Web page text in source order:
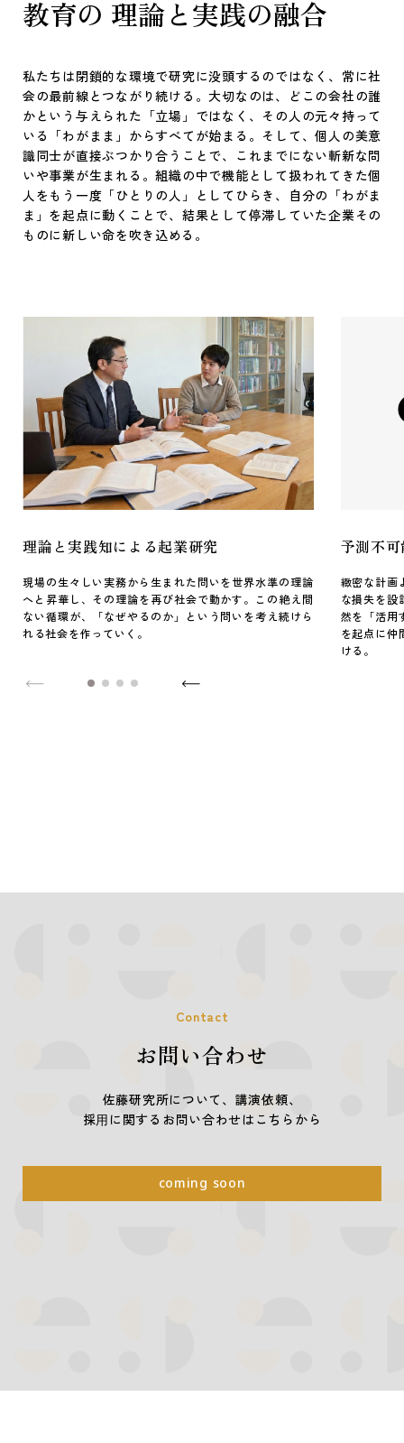
教育の 理論と実践の融合
私たちは閉鎖的な環境で研究に没頭するのではなく、常に社
会の最前線とつながり続ける。大切なのは、どこの会社の誰
かという与えられた「立場」ではなく、その人の元々持って
いる「わがまま」からすべてが始まる。そして、個人の美意
識同士が直接ぶつかり合うことで、これまでにない斬新な問
いや事業が生まれる。組織の中で機能として扱われてきた個
人をもう一度「ひとりの人」としてひらき、自分の「わがま
ま」を起点に動くことで、結果として停滞していた企業その
ものに新しい命を吹き込める。
理論と実践知による起業研究
現場の生々しい実務から生まれた問いを世界水準の理論
へと昇華し、その理論を再び社会で動かす。この絶え間
ない循環が、「なぜやるのか」という問いを考え続けら
れる社会を作っていく。
予測不
緻密な計画
な損失を設
然を「活用
を起点に仲
ける。
Contact
お問い合わせ
佐藤研究所について、講演依頼、
採⽤に関するお問い合わせはこちらから
coming soon